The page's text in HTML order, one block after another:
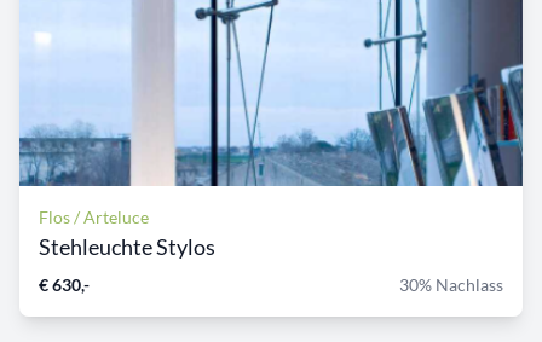
Flos / Arteluce
Stehleuchte Stylos
€ 630,- 30% Nachlass